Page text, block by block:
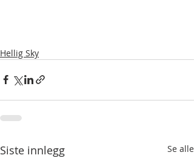
Hellig Sky
Siste innlegg Se alle